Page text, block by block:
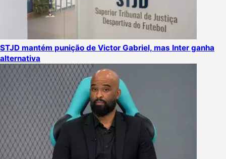
STJD mantém punição de Victor Gabriel, mas Inter ganha
alternativa